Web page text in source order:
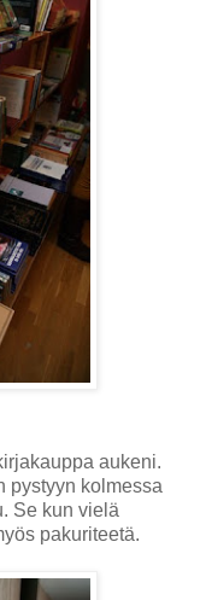
aukeni.
pystyyn kolmessa
Se kun vielä
pakuriteetä.